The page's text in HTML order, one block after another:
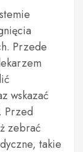
Przede
wskazać
Przed
zebrać
takie